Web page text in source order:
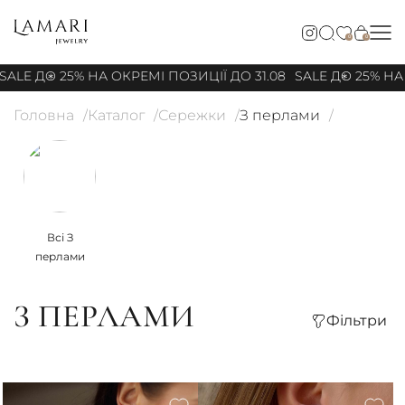
0 0
ДО 25% НА ОКРЕМІ ПОЗИЦІЇ ДО 31.08 SALE ДО 25% НА
Головна Каталог Сережки З перлами
Всі З
перлами
Фільтри
З ПЕРЛАМИ